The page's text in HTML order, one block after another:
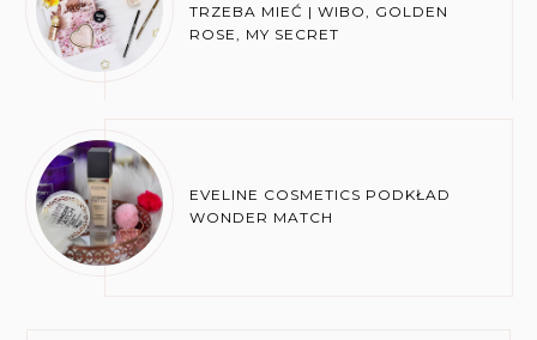
TRZEBA MIEĆ | WIBO, GOLDEN
ROSE, MY SECRET
EVELINE COSMETICS PODKŁAD
WONDER MATCH